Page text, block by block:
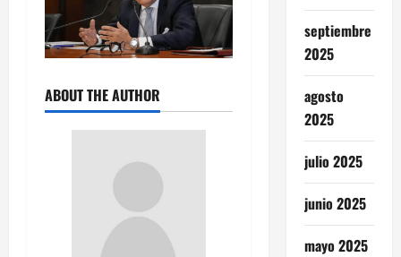
ABOUT THE AUTHOR
septiembre
2025
agosto
2025
julio 2025
junio 2025
mayo 2025